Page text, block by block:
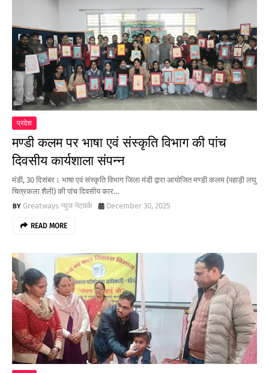
प्रदेश
मण्डी कलम पर भाषा एवं संस्कृति विभाग की पांच
दिवसीय कार्यशाला संपन्न
मंडी, 30 दिसंबर। भाषा एवं संस्कृति विभाग जिला मंडी द्वारा आयोजित मण्डी कलम (पहाड़ी लघु
चित्रकला शैली) की पांच दिवसीय कार…
Greatways न्यूज नेटवर्क
December 30, 2025
READ MORE